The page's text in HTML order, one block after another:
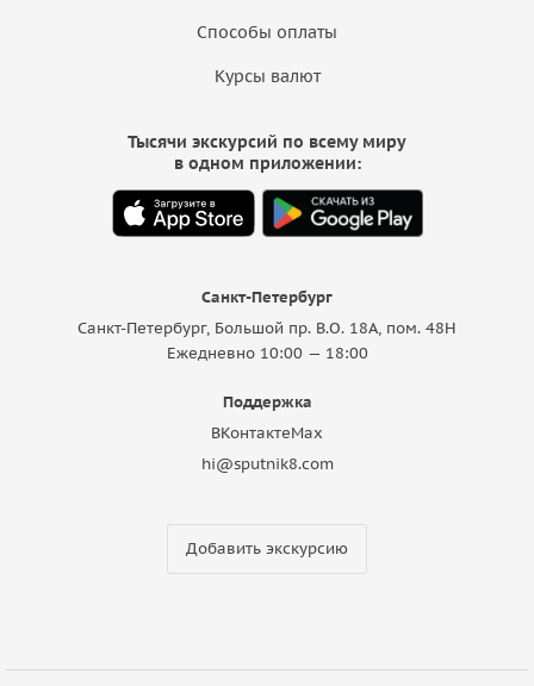
Способы оплаты
Курсы валют
Санкт-Петербург
Санкт-Петербург, Большой пр. В.О. 18A, пом. 48Н
Ежедневно 10:00 — 18:00
Поддержка
ВКонтактеMax
hi@sputnik8.com
Добавить экскурсию
Тысячи экскурсий по всему миру
в одном приложении: